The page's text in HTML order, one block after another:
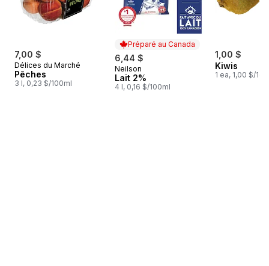
7,00 $
Délices du Marché
Pêches
3 l, 0,23 $/100ml
Préparé au Canada
6,44 $
Préparé au Canada
Neilson
Lait 2%
4 l, 0,16 $/100ml
1,00 $
Kiwis
1 ea, 1,00 $/1ch